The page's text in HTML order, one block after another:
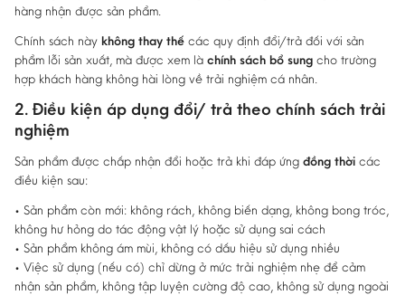
hàng nhận được sản phẩm.
Chính sách này không thay thế các quy định đổi/trả đối với sản
phẩm lỗi sản xuất, mà được xem là chính sách bổ sung cho trường
hợp khách hàng không hài lòng về trải nghiệm cá nhân.
2. Điều kiện áp dụng đổi/ trả theo chính sách trải
nghiệm
Sản phẩm được chấp nhận đổi hoặc trả khi đáp ứng đồng thời các
điều kiện sau:
• Sản phẩm còn mới: không rách, không biến dạng, không bong tróc,
không hư hỏng do tác động vật lý hoặc sử dụng sai cách
• Sản phẩm không ám mùi, không có dấu hiệu sử dụng nhiều
• Việc sử dụng (nếu có) chỉ dừng ở mức trải nghiệm nhẹ để cảm
nhận sản phẩm, không tập luyện cường độ cao, không sử dụng ngoài